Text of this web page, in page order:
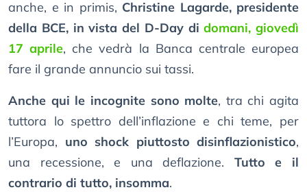
anche, e in primis, Christine Lagarde, presidente
della BCE, in vista del D-Day didomani, giovedì
17 aprile, che vedrà la Banca centrale europea
fare il grande annuncio sui tassi.
Anche qui le incognite sono molte, tra chi agita
tuttora lo spettro dell’inflazione e chi teme, per
l’Europa, uno shock piuttosto disinflazionistico,
una recessione, e una deflazione. Tutto e il
contrario di tutto, insomma.